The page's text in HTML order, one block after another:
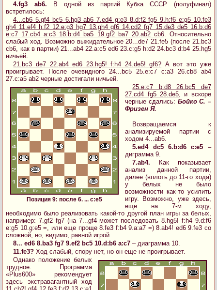
4.fg3 ab6. В одной из партий Кубка СССР (полуфинал)
встретилось:
4...cb6 5.gf4 bc5 6.hg3 ab6 7.ed4 g:e3 8.d:f2 fg5 9.h:f6 e:g5 10.fe3
gh4 11.ef4 h:f2 12.e:g3 hg7 13.gh4 gf6 14.cd2 fg7 15.de3 de5 16.b:d6
e:c7 17.cb4 a:c3 18.b:d4 ba5 19.gf2 ba7 20.ab2 cb6. Относительно
слабый ход. Возможно выжидательное 20...de7 21.fe5 (после 21.bc3
cb6, как в партии) 21...ab4 22.a:c5 ed6 23.c:g5 h:d2 24.bc3 d:b4 25.hg5
ничьей.
21.bc3 de7 22.ab4 ed6 23.hg5! f:h4 24.de5! gf6? А вот это уже
проигрывает. После очевидного 24...bc5 25.e:c7 c:a3 26.cb8 ab4
27.c:a5 ab2 черные достигали ничьей.
Позиция 9: после 6. ... c:e5
25.e:c7 b:d8 26.bc5 de7
27.cd4 fg5 28.de5, и вскоре
черные сдались: Бойко С. –
Фризен Я.
Возвращаемся к
анализируемой партии с
ходом 4...ab6.
5.ed4 dc5 6.b:d6 c:e5 –
диграмма 9.
7.ab4. Как показывает
анализ данной партии,
далее (вплоть до 11-го хода)
у белых не было
возможности как-то усилить
игру. Возможно, уже здесь,
еще на 7-м ходу,
необходимо было реализовать какой-то другой план игры за белых,
например: 7.gf2 fg7 (на 7...gf4 может последовать 8.hg5! f:h4 9.d:f6
e:g5 10.g:e5 =, или еще проще 8.fe3 f:b4 9.a:a7 =) 8.ab4! ed6 9.fe3 со
сложной, но, видимо, равной игрой.
8... ed6 8.ba3 fg7 9.ef2 bc5 10.d:b6 a:c7 – диаграмма 10.
11.fe3? Ход слабый, спору нет, но он еще не проигрывает.
Однако положение белых
трудное. Программа
«Plus600» рекомендует
здесь экстравагантный ход